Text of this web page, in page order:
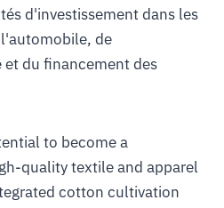
d'investissement dans les
de
du financement des
to become a
quality textile and apparel
cotton cultivation